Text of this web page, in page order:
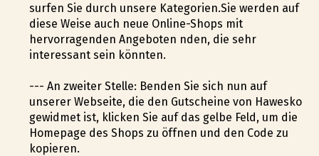
surfen Sie durch unsere Kategorien.Sie werden auf
diese Weise auch neue Online-Shops mit
hervorragenden Angeboten finden, die sehr
interessant sein könnten.
--- An zweiter Stelle: Befinden Sie sich nun auf
unserer Webseite, die den Gutscheine von Hawesko
gewidmet ist, klicken Sie auf das gelbe Feld, um die
Homepage des Shops zu öffnen und den Code zu
kopieren.